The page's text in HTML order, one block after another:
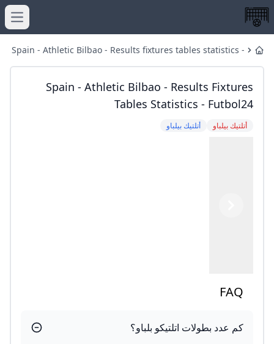
Home
Spain - Athletic Bilbao - Results fixtures tables statistics -
Spain - Athletic Bilbao - Results Fixtures
Tables Statistics - Futbol24
أتلتيك بيلباو أتلتيك بيلباو
FAQ
كم عدد بطولات اتلتيكو بلباو؟